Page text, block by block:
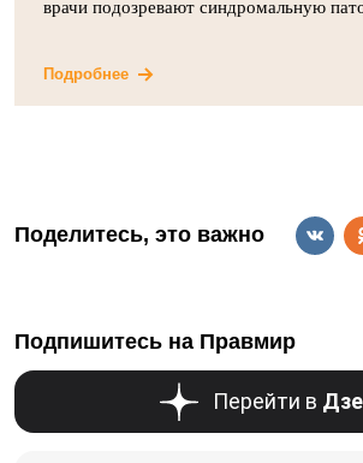
врачи подозревают синдромальную
Подробнее
Поделитесь, это важно
Подпишитесь на Правмир
Перейти в